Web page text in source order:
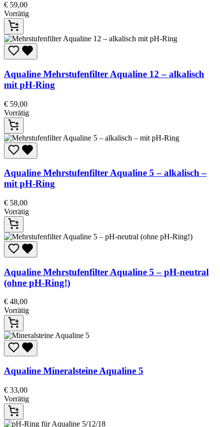
€ 59,00
Vorrätig
Aqualine Mehrstufenfilter Aqualine 12 – alkalisch
mit pH-Ring
€ 59,00
Vorrätig
Aqualine Mehrstufenfilter Aqualine 5 – alkalisch –
mit pH-Ring
€ 58,00
Vorrätig
Aqualine Mehrstufenfilter Aqualine 5 – pH-neutral
(ohne pH-Ring!)
€ 48,00
Vorrätig
Aqualine Mineralsteine ​​Aqualine 5
€ 33,00
Vorrätig